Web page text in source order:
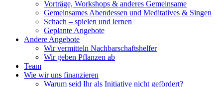
Vorträge, Workshops & anderes Gemeinsame
Gemeinsames Abendessen und Meditatives & Singen
Schach – spielen und lernen
Geplante Angebote
Andere Angebote
Wir vermitteln Nachbarschaftshelfer
Wir geben Pflanzen ab
Team
Wie wir uns finanzieren
Warum seid Ihr als Initiative nicht gefördert?